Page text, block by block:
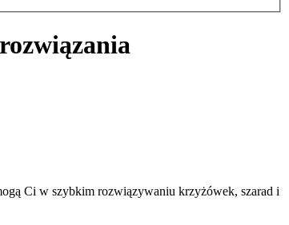
Ci w szybkim rozwiązywaniu krzyżówek, szarad i